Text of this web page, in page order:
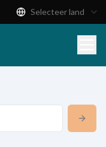
Selecteer land